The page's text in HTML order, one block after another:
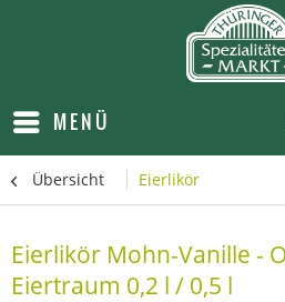
MENÜ
Übersicht Eierlikör
Eierlikör Mohn-Vanille -
Eiertraum 0,2 l / 0,5 l